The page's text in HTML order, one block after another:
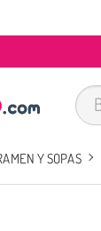
Y SOPAS